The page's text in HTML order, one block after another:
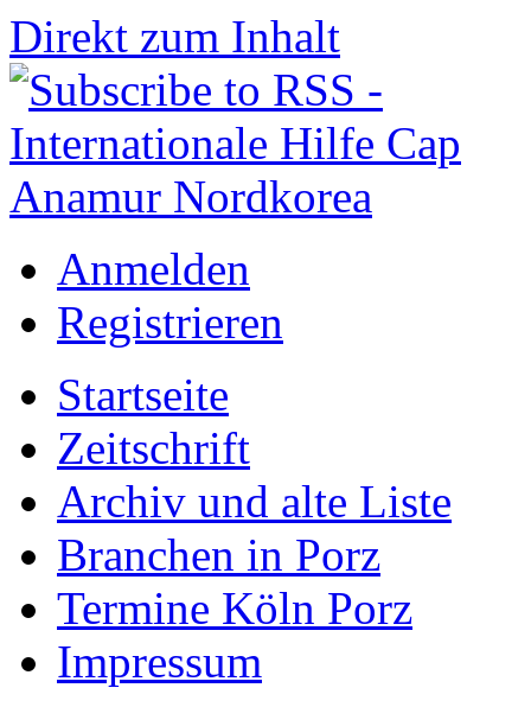
Direkt zum Inhalt
Anmelden
Registrieren
Startseite
Zeitschrift
Archiv und alte Liste
Branchen in Porz
Termine Köln Porz
Impressum